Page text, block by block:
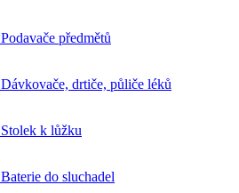
Podavače předmětů
Dávkovače, drtiče, půliče léků
Stolek k lůžku
Baterie do sluchadel